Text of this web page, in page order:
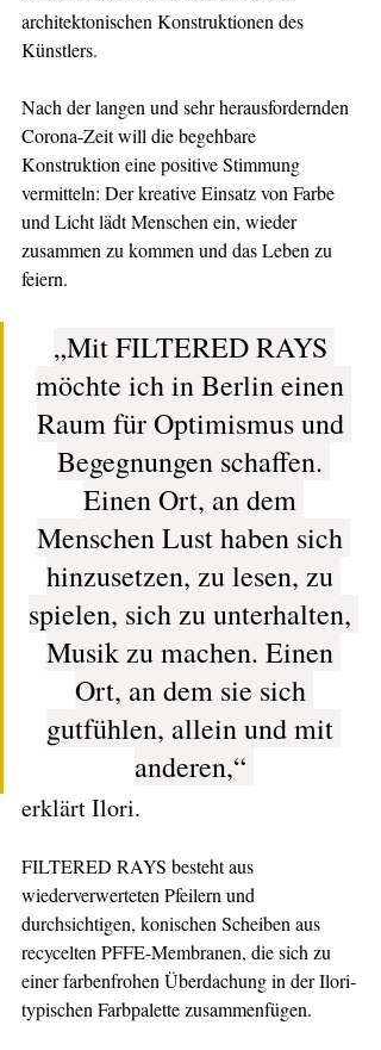
architektonischen Konstruktionen des
Künstlers.
Nach der langen und sehr herausfordernden
Corona-Zeit will die begehbare
Konstruktion eine positive Stimmung
vermitteln: Der kreative Einsatz von Farbe
und Licht lädt Menschen ein, wieder
zusammen zu kommen und das Leben zu
feiern.
„Mit FILTERED RAYS
möchte ich in Berlin einen
Raum für Optimismus und
Begegnungen schaffen.
Einen Ort, an dem
Menschen Lust haben sich
hinzusetzen, zu lesen, zu
spielen, sich zu unterhalten,
Musik zu machen. Einen
Ort, an dem sie sich
gutfühlen, allein und mit
anderen,“
erklärt Ilori.
FILTERED RAYS besteht aus
wiederverwerteten Pfeilern und
durchsichtigen, konischen Scheiben aus
recycelten PFFE-Membranen, die sich zu
einer farbenfrohen Überdachung in der Ilori-
typischen Farbpalette zusammenfügen.